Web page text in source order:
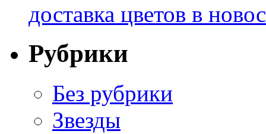
доставка цветов в
Рубрики
Без рубрики
Звезды